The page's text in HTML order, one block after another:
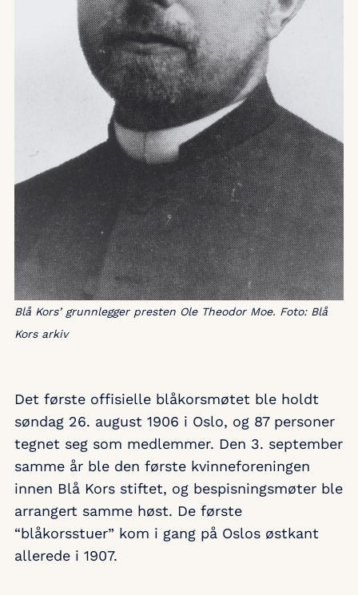
Blå Kors’ grunnlegger presten Ole Theodor Moe. Foto: Blå
Kors arkiv
Det første offisielle blåkorsmøtet ble holdt
søndag 26. august 1906 i Oslo, og 87 personer
tegnet seg som medlemmer. Den 3. september
samme år ble den første kvinneforeningen
innen Blå Kors stiftet, og bespisningsmøter ble
arrangert samme høst. De første
“blåkorsstuer” kom i gang på Oslos østkant
allerede i 1907.